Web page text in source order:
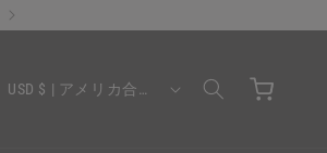
国
USD $ | アメリカ合衆国
ー